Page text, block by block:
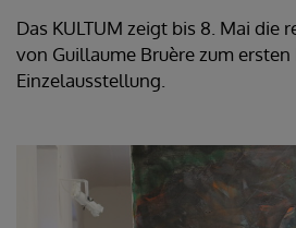
Das KULTUM zeigt bis 8. Mai die
von Guillaume Bruère zum ersten
Einzelausstellung.